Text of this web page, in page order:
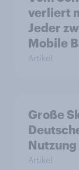
verliert
Jeder
Mobile
Artikel
Große
Nutzung
Artikel